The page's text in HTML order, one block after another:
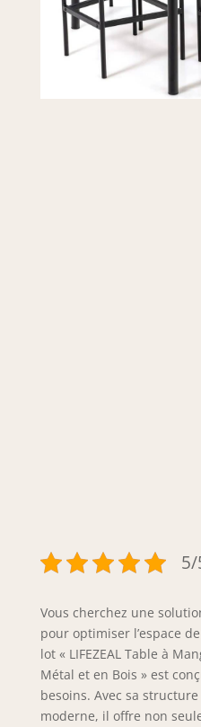
5/
Vous cherchez une
pour optimiser l’espace
lot « LIFEZEAL Table à
Métal et en Bois » est
besoins. Avec sa
moderne, il offre non